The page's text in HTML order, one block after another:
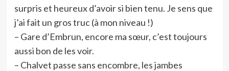
surpris et heureux d’avoir si bien tenu. Je sens que
j’ai fait un gros truc (à mon niveau !)
– Gare d’Embrun, encore ma sœur, c’est toujours
aussi bon de les voir.
– Chalvet passe sans encombre, les jambes